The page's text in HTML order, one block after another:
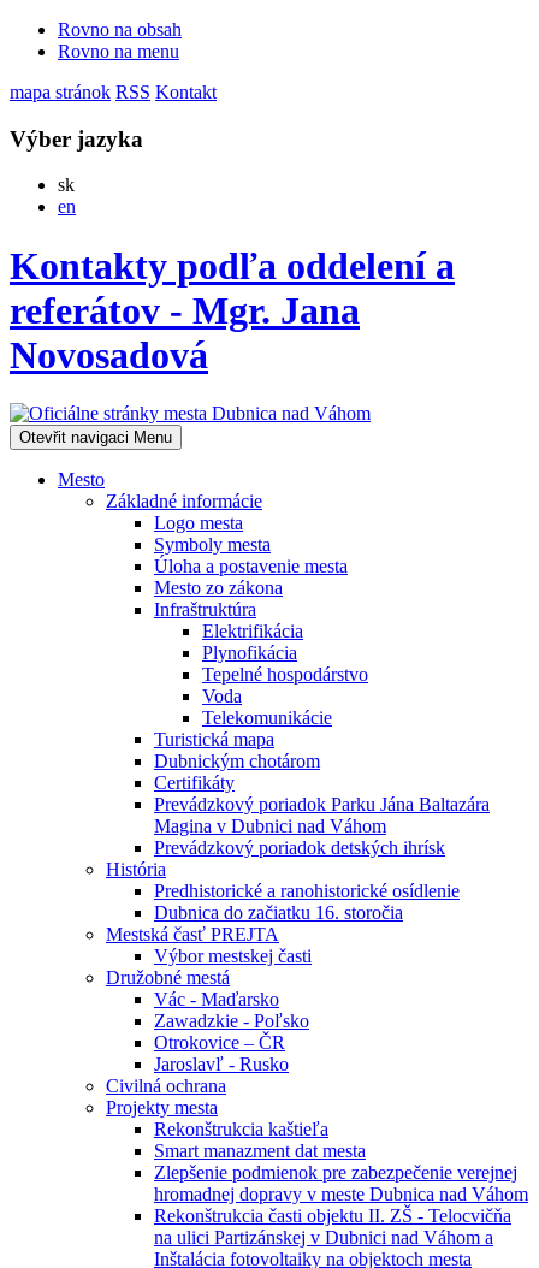
Rovno na obsah
Rovno na menu
mapa stránok RSS Kontakt
Výber jazyka
skSlovensky
en
Kontakty podľa oddelení a
referátov - Mgr. Jana
Novosadová
Otevřit navigaci Menu
Mesto
Základné informácie
Logo mesta
Symboly mesta
Úloha a postavenie mesta
Mesto zo zákona
Infraštruktúra
Elektrifikácia
Plynofikácia
Tepelné hospodárstvo
Voda
Telekomunikácie
Turistická mapa
Dubnickým chotárom
Certifikáty
Prevádzkový poriadok Parku Jána Baltazára
Magina v Dubnici nad Váhom
Prevádzkový poriadok detských ihrísk
História
Predhistorické a ranohistorické osídlenie
Dubnica do začiatku 16. storočia
Mestská časť PREJTA
Výbor mestskej časti
Družobné mestá
Vác - Maďarsko
Zawadzkie - Poľsko
Otrokovice – ČR
Jaroslavľ - Rusko
Civilná ochrana
Projekty mesta
Rekonštrukcia kaštieľa
Smart manazment dat mesta
Zlepšenie podmienok pre zabezpečenie verejnej
hromadnej dopravy v meste Dubnica nad Váhom
Rekonštrukcia časti objektu II. ZŠ - Telocvičňa
na ulici Partizánskej v Dubnici nad Váhom a
Inštalácia fotovoltaiky na objektoch mesta